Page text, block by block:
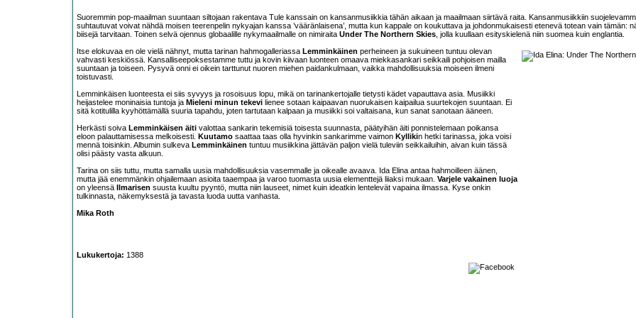
Suoremmin pop-maailman suuntaan siltojaan rakentava Tule kanssain on kansanmusiikkia tähän aikaan ja maailmaan siirtävä raita. Kansanmusiikkiin
suhtautuvat voivat nähdä moisen teerenpelin nykyajan kanssa ’vääränlaisena’, mutta kun kappale on koukuttava ja johdonmukaisesti etenevä totean vain tämän:
biisejä tarvitaan. Toinen selvä ojennus globaalille nykymaailmalle on nimiraita Under The Northern Skies, jolla kuullaan esityskielenä niin suomea kuin englantia.
Itse elokuvaa en ole vielä nähnyt, mutta tarinan hahmogalleriassa Lemminkäinen perheineen ja sukuineen tuntuu olevan
vahvasti keskiössä. Kansalliseepoksestamme tuttu ja kovin kiivaan luonteen omaava miekkasankari seikkaili pohjoisen mailla
suuntaan ja toiseen. Pysyvä onni ei oikein tarttunut nuoren miehen paidankulmaan, vaikka mahdollisuuksia moiseen ilmeni
toistuvasti.
Lemminkäisen luonteesta ei siis syvyys ja rosoisuus lopu, mikä on tarinankertojalle tietysti kädet vapauttava asia. Musiikki
heijastelee moninaisia tuntoja ja Mieleni minun tekevi lienee sotaan kaipaavan nuorukaisen kaipailua suurtekojen suuntaan. Ei
sitä kotitulilla kyyhöttämällä suuria tapahdu, joten tartutaan kalpaan ja musiikki soi valtaisana, kun sanat sanotaan ääneen.
Herkästi soiva Lemminkäisen äiti valottaa sankarin tekemisiä toisesta suunnasta, päätyihän äiti ponnistelemaan poikansa
eloon palauttamisessa melkoisesti. Kuutamo saattaa taas olla hyvinkin sankarimme vaimon Kyllikin hetki tarinassa, joka voisi
mennä toisinkin. Albumin sulkeva Lemminkäinen tuntuu musiikkina jättävän paljon vielä tuleviin seikkailuihin, aivan kuin tässä
olisi päästy vasta alkuun.
Tarina on siis tuttu, mutta samalla uusia mahdollisuuksia vasemmalle ja oikealle avaava. Ida Elina antaa hahmoilleen äänen,
mutta jää enemmänkin ohjailemaan asioita taaempaa ja varoo tuomasta uusia elementtejä liiaksi mukaan. Varjele vakainen luoja
on yleensä
Ilmarisen suusta kuultu pyyntö, mutta niin lauseet, nimet kuin ideatkin lentelevät vapaina ilmassa. Kyse onkin
tulkinnasta, näkemyksestä ja tavasta luoda uutta vanhasta.
Mika Roth
Lukukertoja: 1388